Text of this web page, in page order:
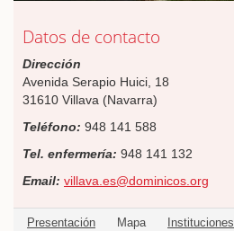
Datos de contacto
Dirección
Avenida Serapio Huici, 18
31610 Villava (Navarra)
Teléfono: 948 141 588
Tel. enfermería: 948 141 132
Email: villava.es@dominicos.org
Presentación Mapa Instituciones